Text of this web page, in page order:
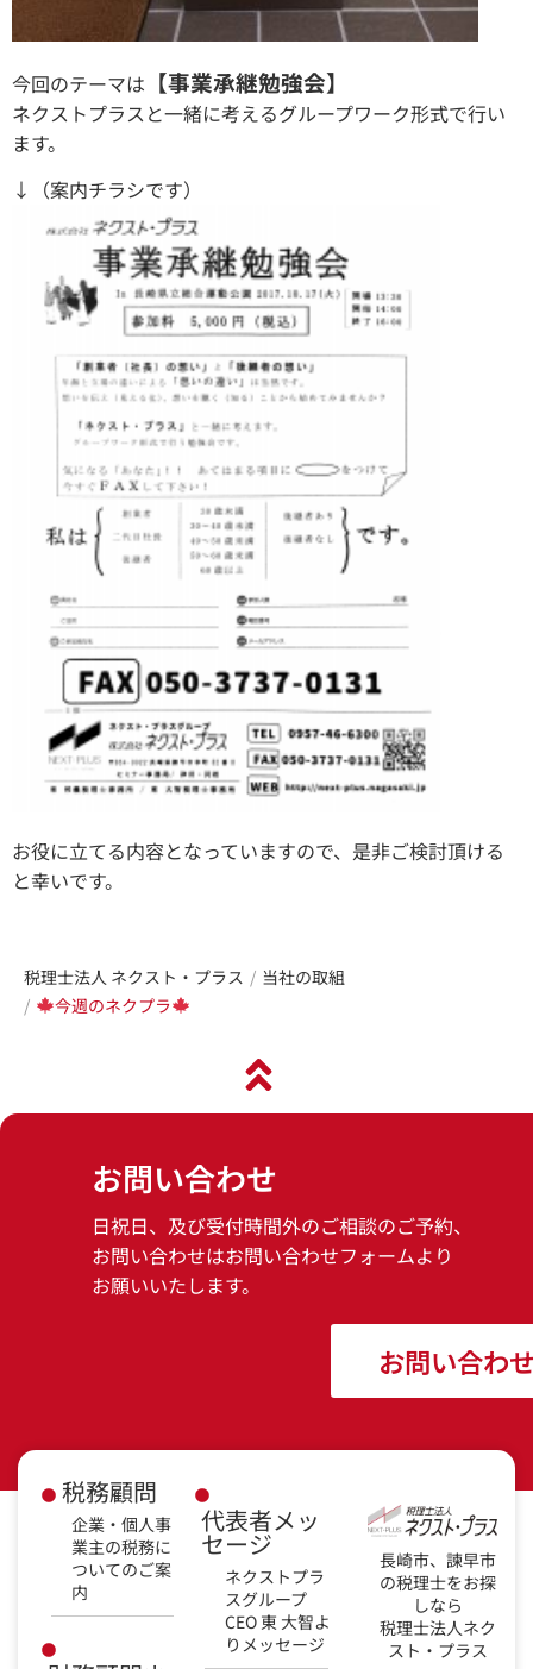
今回のテーマは 【事業承継勉強会】
ネクストプラスと一緒に考えるグループワーク形式で行い
ます。
↓（案内チラシです）
お役に立てる内容となっていますので、是非ご検討頂ける
と幸いです。
税理士法人 ネクスト・プラス
当社の取組
今週のネクプラ
お問い合わせ
日祝日、及び受付時間外のご相談のご予約、
お問い合わせはお問い合わせフォームより
お願いいたします。
お問い合わ
税務顧問
企業・個人事
業主の税務に
ついてのご案
内
代表者メッ
セージ
ネクストプラ
スグループ
CEO 東 大智よ
りメッセージ
長崎市、諫早市
の税理士をお探
しなら
税理士法人ネク
スト・プラス